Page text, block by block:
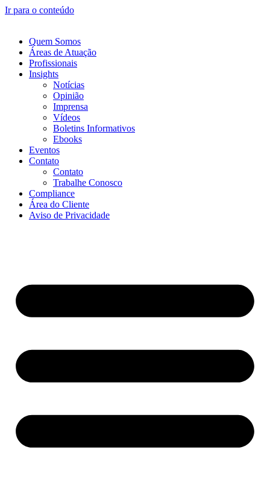
Ir para o conteúdo
Quem Somos
Áreas de Atuação
Profissionais
Insights
Notícias
Opinião
Imprensa
Vídeos
Boletins Informativos
Ebooks
Eventos
Contato
Contato
Trabalhe Conosco
Compliance
Área do Cliente
Aviso de Privacidade